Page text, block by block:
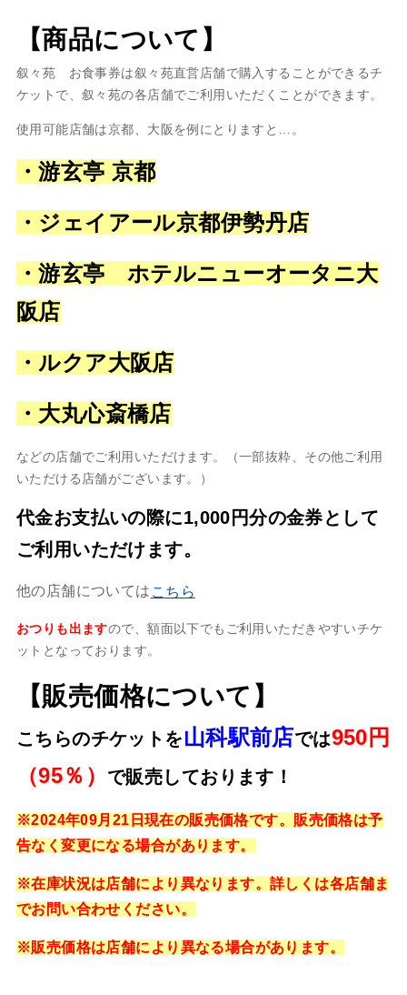
【商品について】
叙々苑 お食事券は叙々苑直営店舗で購入することができるチ
ケットで、叙々苑の各店舗でご利用いただくことができます。
使用可能店舗は京都、大阪を例にとりますと…。
・游玄亭 京都
・ジェイアール京都伊勢丹店
・游玄亭 ホテルニューオータニ大
阪店
・ルクア大阪店
・大丸心斎橋店
などの店舗でご利用いただけます。（一部抜粋、その他ご利用
いただける店舗がございます。）
代金お支払いの際に1,000円分の金券として
ご利用いただけます。
他の店舗については こちら
おつりも出ますので、額面以下でもご利用いただきやすいチケ
ットとなっております。
【販売価格について】
こ ちらのチケットを山科駅前店では950円
（95％）
で販売しております！
※2024年09月21日現在の販売価格です。販売価格は予
告なく変更になる場合があります。
※在庫状況は店舗により異なります。詳しくは各店舗ま
でお問い合わせください。
※販売価格は店舗により異なる場合があります。